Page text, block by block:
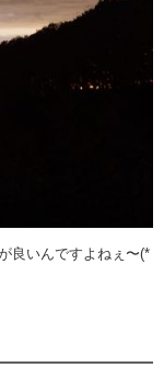
良いんですよねぇ〜(*